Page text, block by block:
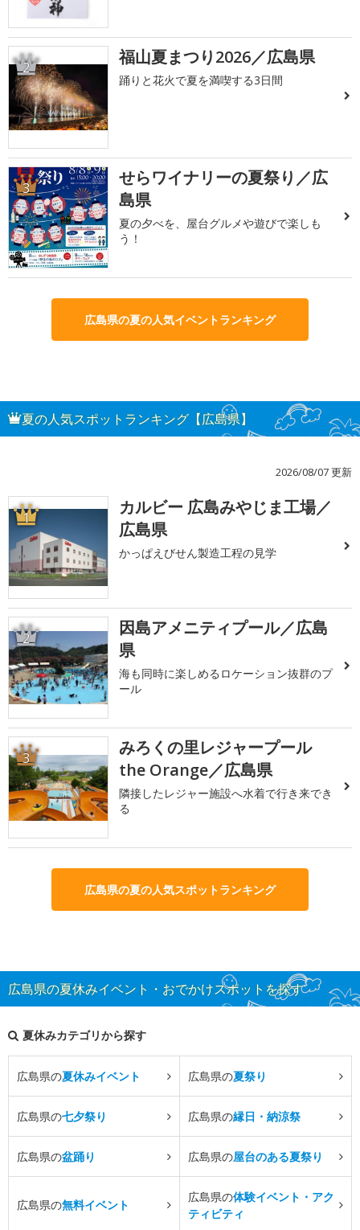
2 福山夏まつり2026／広島県
踊りと花火で夏を満喫する3日間
3
せらワイナリーの夏祭り／広
島県
夏の夕べを、屋台グルメや遊びで楽しも
う！
広島県の夏の人気イベントランキング
夏の人気スポットランキング【広島県】
2026/08/07 更新
1
カルビー 広島みやじま工場／
広島県
かっぱえびせん製造工程の見学
2
因島アメニティプール／広島
県
海も同時に楽しめるロケーション抜群のプ
ール
3
みろくの里レジャープール
the Orange／広島県
隣接したレジャー施設へ水着で行き来でき
る
広島県の夏の人気スポットランキング
広島県の夏休みイベント・おでかけスポットを探す
夏休みカテゴリから探す
広島県の夏休みイベント 広島県の夏祭り
広島県の七夕祭り 広島県の縁日・納涼祭
広島県の盆踊り 広島県の屋台のある夏祭り
広島県の無料イベント
広島県の体験イベント・アク
ティビティ